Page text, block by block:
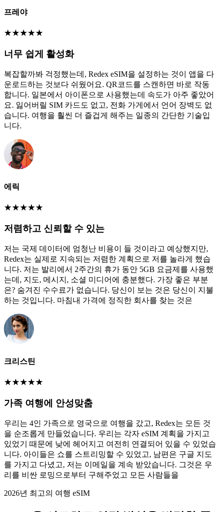
프레야
★★★★★
너무 쉽게 활성화
복잡할까봐 걱정했는데, Redex eSIM을 설정하는 것이 앱을 다
운로드하는 것보다 쉬웠어요. QR코드를 스캔하면 바로 작동
합니다. 일본에서 아이폰으로 사용했는데 속도가 아주 좋았어
요. 잃어버릴 SIM 카드도 없고, 전화 가게에서 언어 장벽도 없
습니다. 여행을 훨씬 더 즐겁게 해주는 일종의 간단한 기술입
니다.
에릭
★★★★★
저렴하고 신뢰할 수 있는
저는 국제 데이터에 엄청난 비용이 들 것이라고 예상했지만,
Redex는 실제로 지속되는 저렴한 계획으로 저를 놀라게 했습
니다. 저는 발리에서 2주간의 휴가 동안 5GB 요금제를 사용했
는데, 지도, 메시지, 소셜 미디어에 충분했다. 가장 좋은 부분
은? 숨겨진 수수료가 없습니다. 당신이 보는 것은 당신이 지불
하는 것입니다. 마침내 가격에 정직한 회사를 찾는 것은
크리스틴
★★★★★
가족 여행에 안성맞춤
우리는 4인 가족으로 영국으로 여행을 갔고, Redex는 모든 것
을 순조롭게 만들었습니다. 우리는 각자 eSIM 계획을 가지고
있었기 때문에 낮에 헤어지고 여전히 연결되어 있을 수 있었습
니다. 아이들은 쇼를 스트리밍할 수 있었고, 남편은 구글 지도
를 가지고 다녔고, 저는 이메일을 계속 받았습니다. 그것은 우
리를 비싼 로밍으로부터 구해주었고 모든 사람들을
2026년 최고의 여행 eSIM